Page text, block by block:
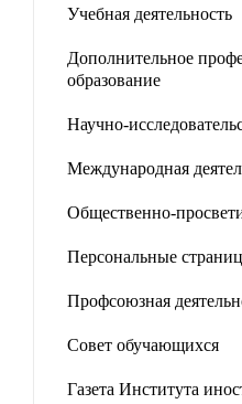
Учебная деятельность
Дополнительное
образование
Научно-
Международная
Общественно-
Персональные
Профсоюзная
Совет обучающихся
Газета Института